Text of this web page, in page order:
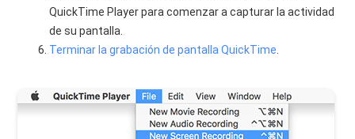
QuickTime Player para comenzar a capturar la actividad
de su pantalla.
Terminar la grabación de pantalla QuickTime